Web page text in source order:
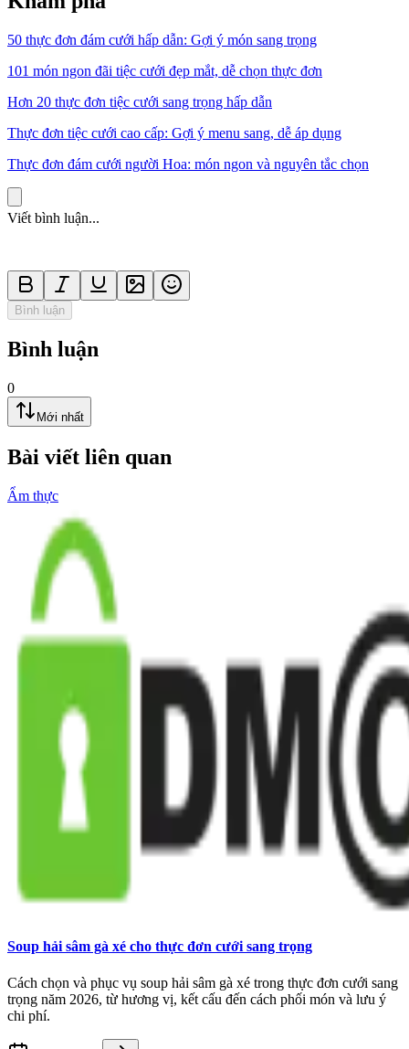
50 thực đơn đám cưới hấp dẫn: Gợi ý món sang trọng
101 món ngon đãi tiệc cưới đẹp mắt, dễ chọn thực đơn
Hơn 20 thực đơn tiệc cưới sang trọng hấp dẫn
Thực đơn tiệc cưới cao cấp: Gợi ý menu sang, dễ áp dụng
Thực đơn đám cưới người Hoa: món ngon và nguyên tắc chọn
Viết bình luận...
Bình luận
Bình luận
0
Mới nhất
Bài viết liên quan
Ẩm thực
Soup hải sâm gà xé cho thực đơn cưới sang trọng
Cách chọn và phục vụ soup hải sâm gà xé trong thực đơn cưới sang
trọng năm 2026, từ hương vị, kết cấu đến cách phối món và lưu ý
chi phí.